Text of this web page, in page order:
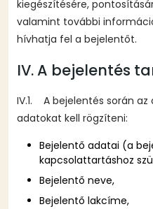
kiegészítésére,
valamint további
hívhatja fel a bejelentőt.
IV. A bejelentés
IV.1. A bejelentés során
adatokat kell rögzíteni:
Bejelentő adatai (a
kapcsolattartáshoz
Bejelentő neve,
Bejelentő lakcíme,